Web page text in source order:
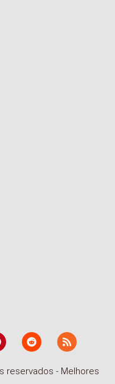
reservados - Melhores